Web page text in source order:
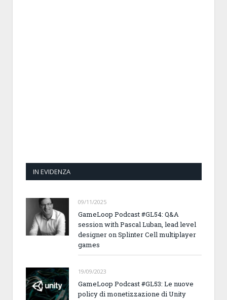
IN EVIDENZA
09/11/2025
GameLoop Podcast #GL54: Q&A
session with Pascal Luban, lead level
designer on Splinter Cell multiplayer
games
19/09/2023
GameLoop Podcast #GL53: Le nuove
policy di monetizzazione di Unity